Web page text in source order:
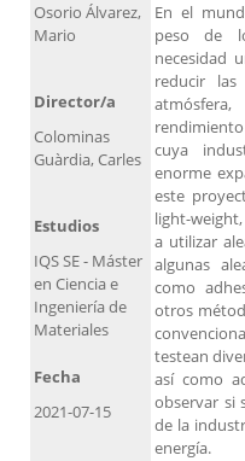
Osorio Álvarez,
Mario
En el
peso de
necesidad
reducir
cuya
enorme
este
light-
a utilizar
algunas
como
otros
testean
así como
observar si
de la
energía.
Director/a
Colominas
Guàrdia, Carles
Estudios
IQS SE - Máster
en Ciencia e
Ingeniería de
Materiales
Fecha
2021-07-15